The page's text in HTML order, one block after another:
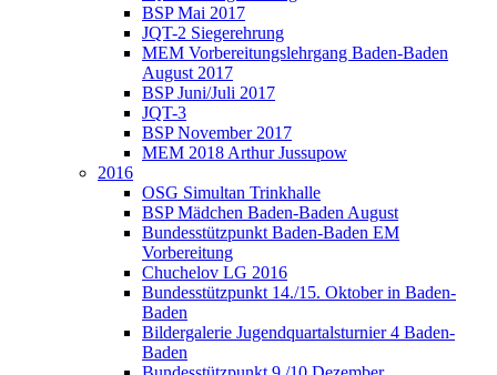
BSP Mai 2017
JQT-2 Siegerehrung
MEM Vorbereitungslehrgang Baden-Baden
August 2017
BSP Juni/Juli 2017
JQT-3
BSP November 2017
MEM 2018 Arthur Jussupow
2016
OSG Simultan Trinkhalle
BSP Mädchen Baden-Baden August
Bundesstützpunkt Baden-Baden EM
Vorbereitung
Chuchelov LG 2016
Bundesstützpunkt 14./15. Oktober in Baden-
Baden
Bildergalerie Jugendquartalsturnier 4 Baden-
Baden